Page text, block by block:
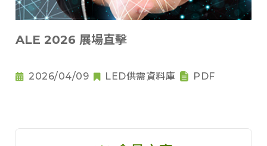
ALE 2026 展場直擊
2026/04/09 LED供需資料庫 PDF